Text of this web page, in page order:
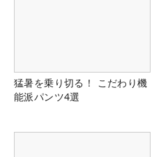
猛暑を乗り切る！ こだわり機
能派パンツ4選